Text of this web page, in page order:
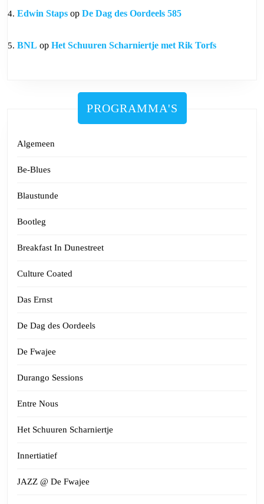
Edwin Staps op De Dag des Oordeels 585
BNL op Het Schuuren Scharniertje met Rik Torfs
PROGRAMMA'S
Algemeen
Be-Blues
Blaustunde
Bootleg
Breakfast In Dunestreet
Culture Coated
Das Ernst
De Dag des Oordeels
De Fwajee
Durango Sessions
Entre Nous
Het Schuuren Scharniertje
Innertiatief
JAZZ @ De Fwajee